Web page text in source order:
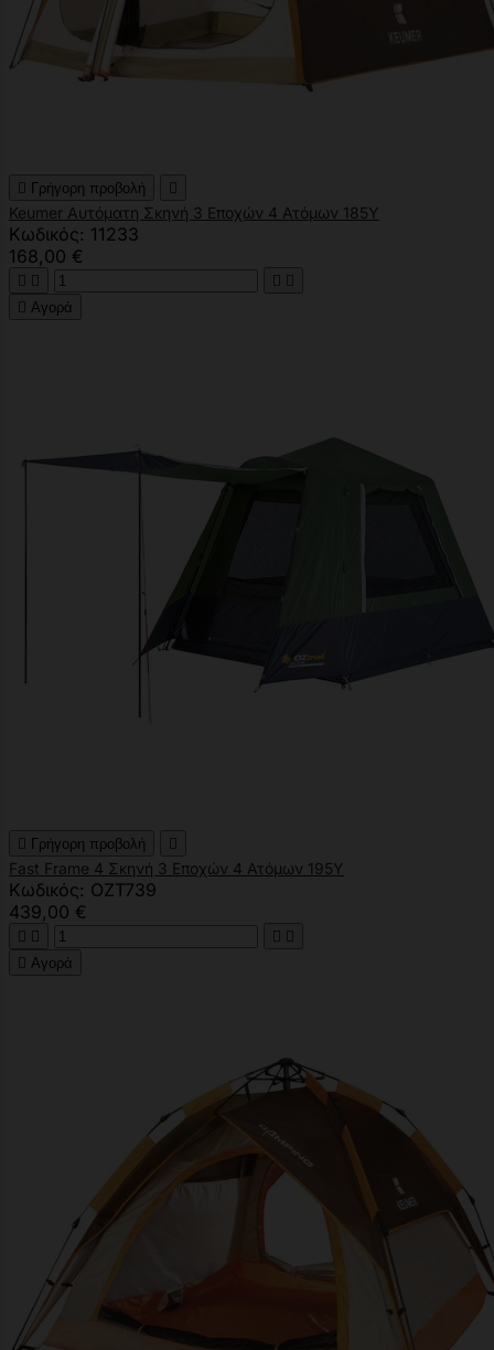
 Γρήγορη προβολή 
Keumer Αυτόματη Σκηνή 3 Εποχών 4 Ατόμων 185Υ
Κωδικός: 11233
168,00 €
   
 Αγορά
 Γρήγορη προβολή 
Fast Frame 4 Σκηνή 3 Εποχών 4 Ατόμων 195Υ
Κωδικός: OZT739
439,00 €
   
 Αγορά